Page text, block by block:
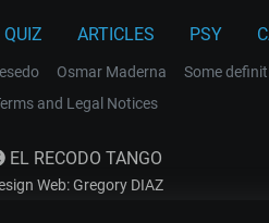
QUIZ ARTICLES PSY
Osmar Maderna Some
and Legal Notices
EL RECODO TANGO
Web: Gregory DIAZ